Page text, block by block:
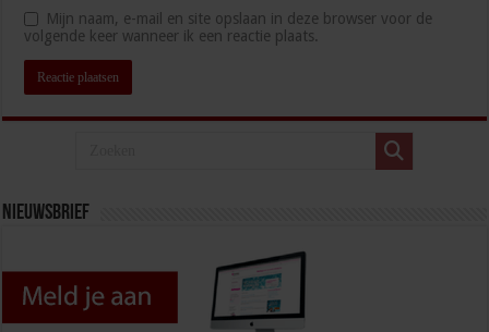
Mijn naam, e-mail en site opslaan in deze browser voor de
volgende keer wanneer ik een reactie plaats.
Nieuwsbrief